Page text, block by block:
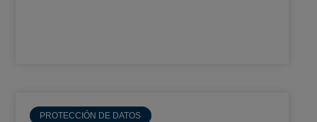
PROTECCIÓN DE DATOS